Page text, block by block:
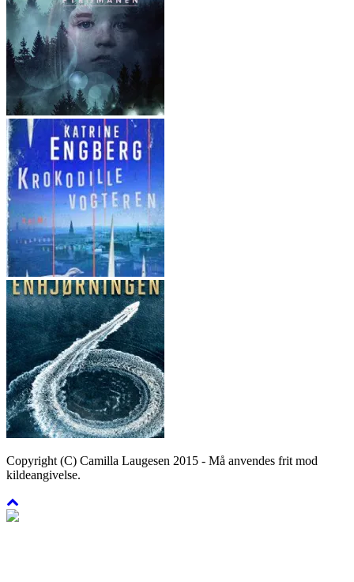
Copyright (C) Camilla Laugesen 2015 - Må anvendes frit mod
kildeangivelse.